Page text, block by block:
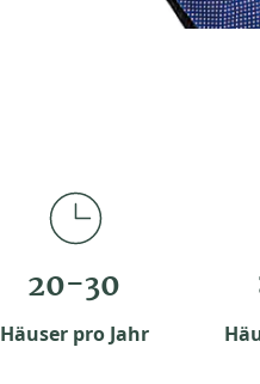
20-30
Häuser pro Jahr